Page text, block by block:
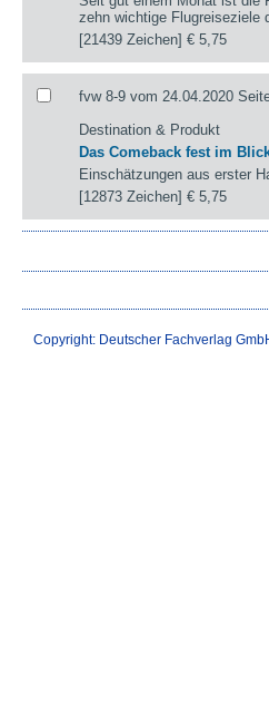
zehn wichtige Flugreiseziele
[21439 Zeichen]€ 5,75
fvw 8-9 vom 24.04.2020
Destination & Produkt
Das Comeback fest im
Einschätzungen aus erster
[12873 Zeichen]€ 5,75
Copyright: Deutscher Fachverlag